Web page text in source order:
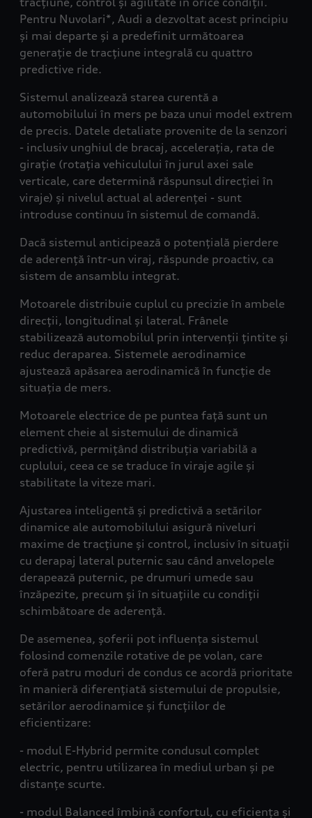
Pentru Nuvolari*, Audi a dezvoltat acest principiu
și mai departe și a predefinit următoarea
generație de tracțiune integrală cu quattro
predictive ride.
Sistemul analizează starea curentă a
automobilului în mers pe baza unui model extrem
de precis. Datele detaliate provenite de la senzori
- inclusiv unghiul de bracaj, accelerația, rata de
girație (rotația vehiculului în jurul axei sale
verticale, care determină răspunsul direcției în
viraje) și nivelul actual al aderenței - sunt
introduse continuu în sistemul de comandă.
Dacă sistemul anticipează o potențială pierdere
de aderență într-un viraj, răspunde proactiv, ca
sistem de ansamblu integrat.
Motoarele distribuie cuplul cu precizie în ambele
direcții, longitudinal și lateral. Frânele
stabilizează automobilul prin intervenții țintite și
reduc deraparea. Sistemele aerodinamice
ajustează apăsarea aerodinamică în funcție de
situația de mers.
Motoarele electrice de pe puntea față sunt un
element cheie al sistemului de dinamică
predictivă, permițând distribuția variabilă a
cuplului, ceea ce se traduce în viraje agile și
stabilitate la viteze mari.
Ajustarea inteligentă și predictivă a setărilor
dinamice ale automobilului asigură niveluri
maxime de tracțiune și control, inclusiv în situații
cu derapaj lateral puternic sau când anvelopele
derapează puternic, pe drumuri umede sau
înzăpezite, precum și în situațiile cu condiții
schimbătoare de aderență.
De asemenea, șoferii pot influența sistemul
folosind comenzile rotative de pe volan, care
oferă patru moduri de condus ce acordă prioritate
în manieră diferențiată sistemului de propulsie,
setărilor aerodinamice și funcțiilor de
eficientizare:
- modul E-Hybrid permite condusul complet
electric, pentru utilizarea în mediul urban și pe
distanțe scurte.
- modul Balanced îmbină confortul, cu eficiența și